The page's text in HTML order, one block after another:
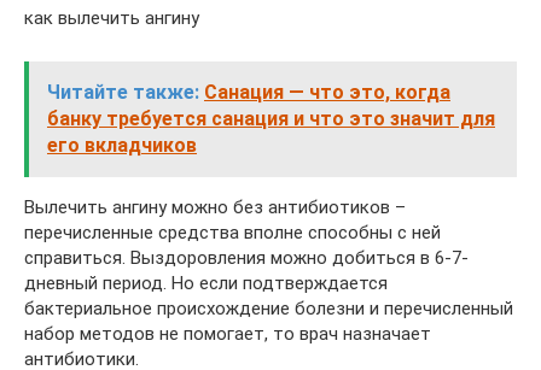
как вылечить ангину
Читайте также: Санация — что это, когда
банку требуется санация и что это значит для
его вкладчиков
Вылечить ангину можно без антибиотиков –
перечисленные средства вполне способны с ней
справиться. Выздоровления можно добиться в 6-7-
дневный период. Но если подтверждается
бактериальное происхождение болезни и перечисленный
набор методов не помогает, то врач назначает
антибиотики.